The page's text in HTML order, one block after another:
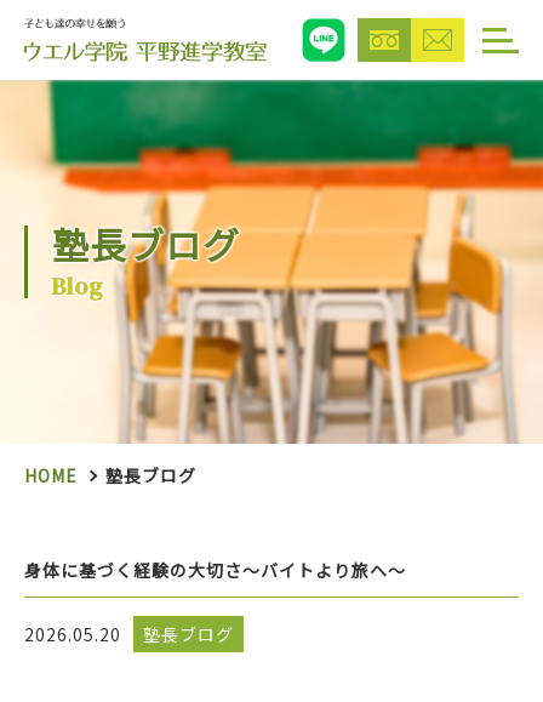
塾長ブログ
Blog
HOME 塾長ブログ
身体に基づく経験の大切さ～バイトより旅へ～
2026.05.20 塾長ブログ